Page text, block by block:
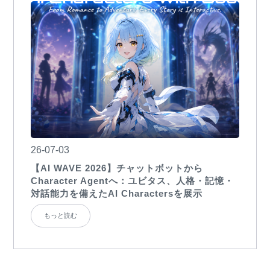
26-07-03
【AI WAVE 2026】チャットボットから
Character Agentへ：ユビタス、人格・記憶・
対話能力を備えたAI Charactersを展示
もっと読む